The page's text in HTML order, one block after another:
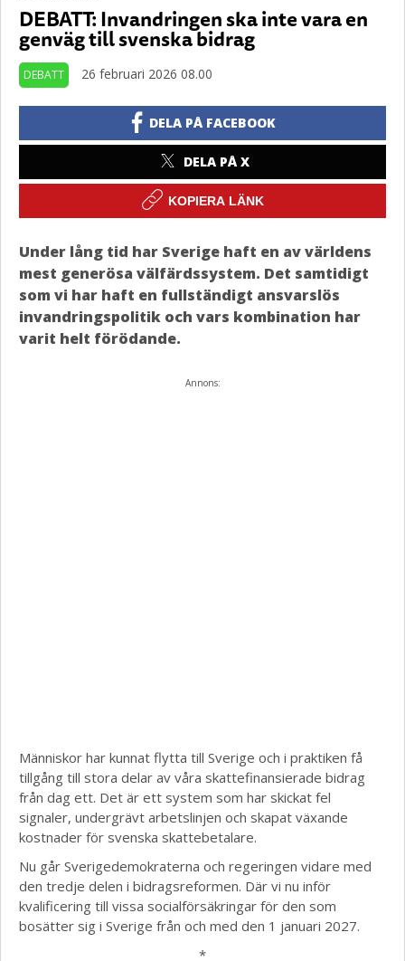
DEBATT: Invandringen ska inte vara en
genväg till svenska bidrag
DEBATT 26 februari 2026 08.00
DELA PÅ FACEBOOK
DELA PÅ X
KOPIERA LÄNK
Under lång tid har Sverige haft en av världens
mest generösa välfärdssystem. Det samtidigt
som vi har haft en fullständigt ansvarslös
invandringspolitik och vars kombination har
varit helt förödande.
Annons:
Människor har kunnat flytta till Sverige och i praktiken få
tillgång till stora delar av våra skattefinansierade bidrag
från dag ett. Det är ett system som har skickat fel
signaler, undergrävt arbetslinjen och skapat växande
kostnader för svenska skattebetalare.
Nu går Sverigedemokraterna och regeringen vidare med
den tredje delen i bidragsreformen. Där vi nu inför
kvalificering till vissa socialförsäkringar för den som
bosätter sig i Sverige från och med den 1 januari 2027.
*